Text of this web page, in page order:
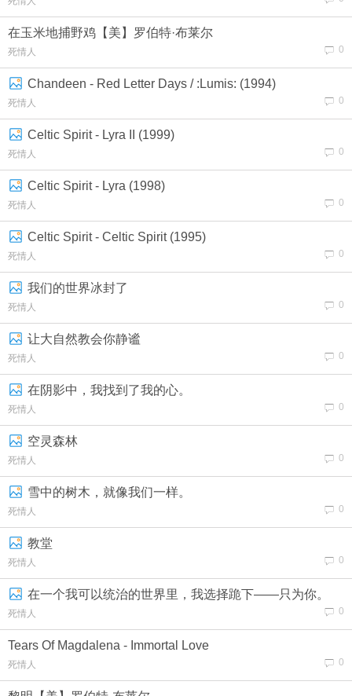
在玉米地捕野鸡【美】‌罗伯特·布莱尔
死情人 0
Chandeen - Red Letter Days / :Lumis: (1994)
死情人 0
Celtic Spirit - Lyra II (1999)
死情人 0
Celtic Spirit - Lyra (1998)
死情人 0
Celtic Spirit - Celtic Spirit (1995)
死情人 0
我们的世界冰封了
死情人 0
让大自然教会你静谧
死情人 0
在阴影中，我找到了我的心。
死情人 0
空灵森林
死情人 0
雪中​​的树木，就像我们一样。
死情人 0
教堂
死情人 0
在一个我可以统治的世界里，我选择跪下——只为你。
死情人 0
Tears Of Magdalena - Immortal Love
死情人 0